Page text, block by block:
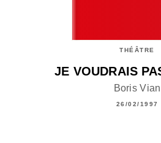
THÉÂTRE
JE VOUDRAIS
Boris Vian
26/02/1997